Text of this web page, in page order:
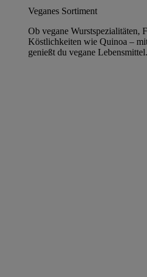
Veganes Sortiment
Ob vegane Wurstspezialitäten,
Köstlichkeiten wie Quinoa –
genießt du vegane Lebensmittel.